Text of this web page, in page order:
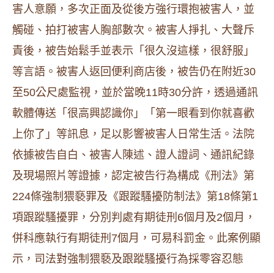
害人意願，多次正面及從後方強行環抱被害人，並
觸碰、拍打被害人胸部數次。被害人掙扎、大聲斥
責後，被告始鬆手並表示「很久沒這樣，很舒服」
等言語。被害人返回便利商店後，被告仍在附近30
至50公尺處監視，並於當晚11時30分許，透過通訊
軟體傳送「很高興認識你」「第一眼看到你就喜歡
上你了」等訊息，足以影響被害人日常生活。法院
依據被告自白、被害人陳述、證人證詞、通訊紀錄
及現場照片等證據，認定被告行為構成《刑法》第
224條強制猥褻罪及《跟蹤騷擾防制法》第18條第1
項跟蹤騷擾罪，分別判處有期徒刑6個月及2個月，
併科應執行有期徒刑7個月，可易科罰金。此案例顯
示，司法對強制猥褻及跟蹤騷擾行為採零容忍態